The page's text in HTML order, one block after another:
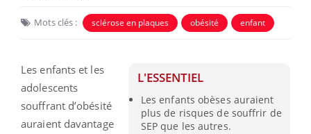
Mots clés : sclérose en plaques obésité enfant
L'ESSENTIEL
Les enfants obèses auraient
plus de risques de souffrir de
SEP que les autres.
Les enfants et les
adolescents
souffrant d’obésité
auraient davantage